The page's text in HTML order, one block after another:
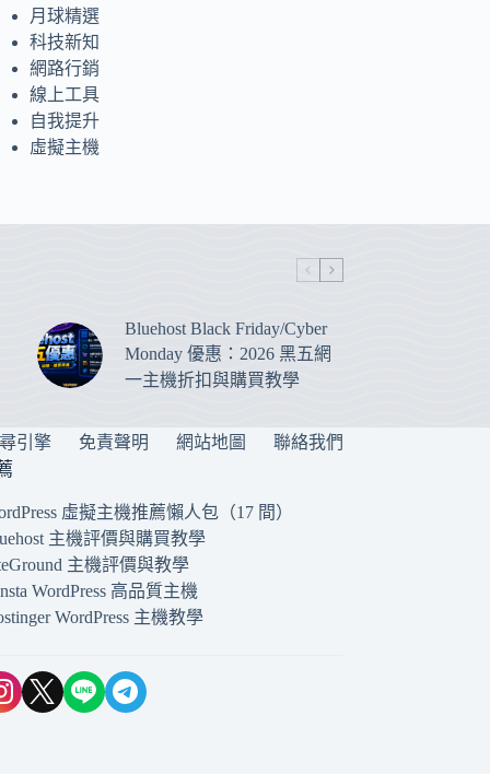
月球精選
科技新知
網路行銷
線上工具
自我提升
虛擬主機
Bluehost Black Friday/Cyber
Monday 優惠：2026 黑五網
一主機折扣與購買教學
引擎 免責聲明 網站地圖 聯絡我們
虛擬主機推薦懶人包（17 間）
主機評價與購買教學
主機評價與教學
WordPress 高品質主機
WordPress 主機教學